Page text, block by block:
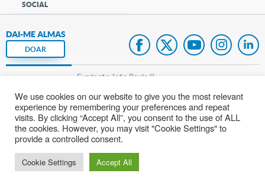
SOCIAL
DAI-ME ALMAS
DOAR
Fundação João Paulo II
Pedido de Oração
Mapa do site
cancaonova.com© 2002 – 2026Todos os direitos reservados.
We use cookies on our website to give you the most relevant
experience by remembering your preferences and repeat
visits. By clicking “Accept All”, you consent to the use of ALL
the cookies. However, you may visit "Cookie Settings" to
provide a controlled consent.
Cookie Settings Accept All